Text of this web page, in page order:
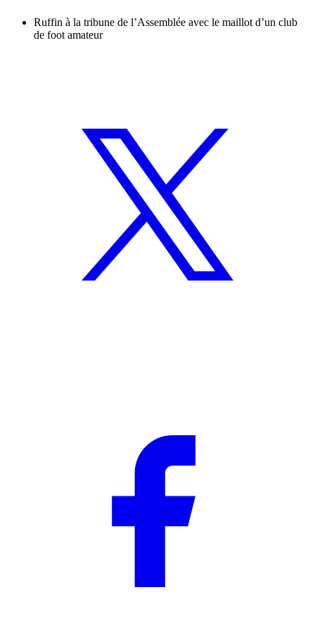
Ruffin à la tribune de l’Assemblée avec le maillot d’un club
de foot amateur